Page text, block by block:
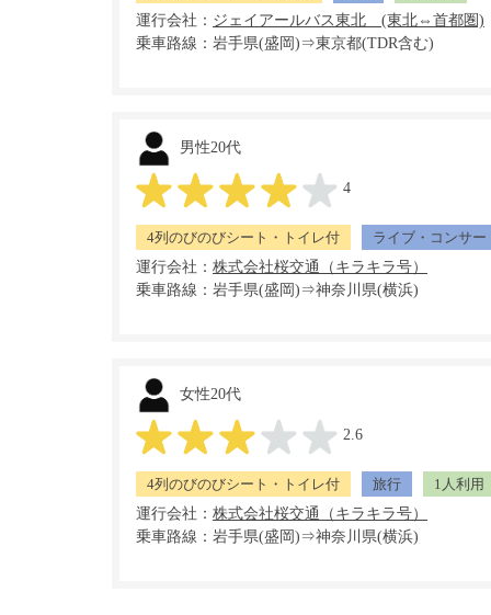
運行会社：
乗車路線：岩手県(盛岡)⇒東京都(TDR含む)
男性20代
4
4列のびのびシート・トイレ付 ライブ・コンサー
運行会社：
乗車路線：岩手県(盛岡)⇒神奈川県(横浜)
女性20代
2.6
4列のびのびシート・トイレ付 旅行
1人利用
運行会社：
乗車路線：岩手県(盛岡)⇒神奈川県(横浜)